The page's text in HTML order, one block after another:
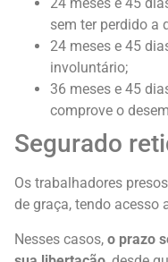
24 meses e 45
sem ter perdido a
24 meses e 45
involuntário;
36 meses e 45
comprove o
Segurado
Os trabalhadores
de graça, tendo acesso
Nesses casos, o prazo